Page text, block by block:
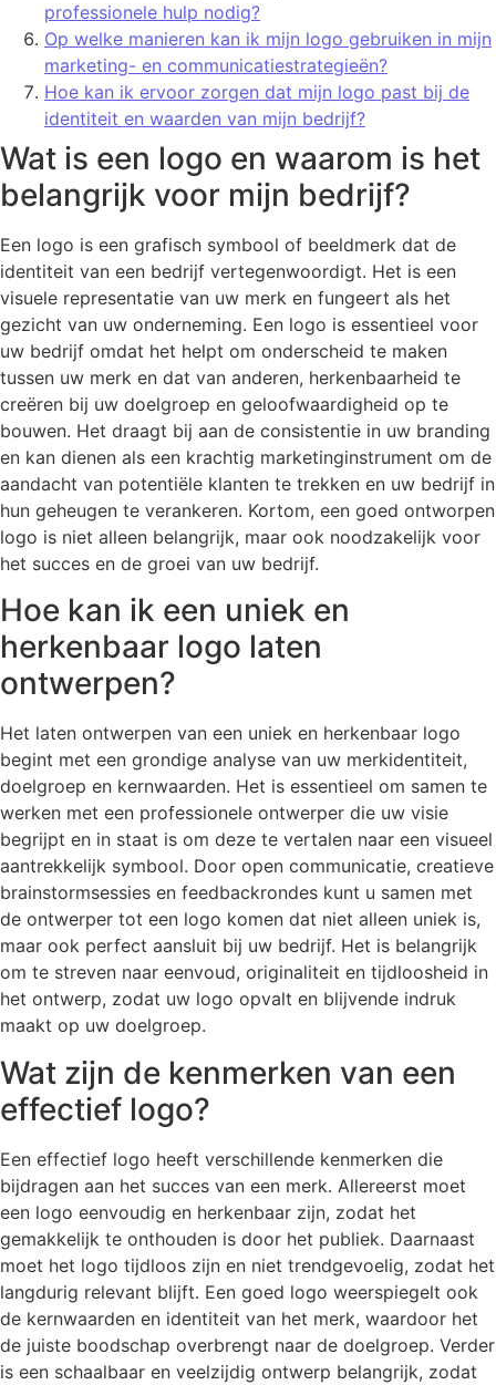
professionele hulp nodig?
Op welke manieren kan ik mijn logo gebruiken in mijn
marketing- en communicatiestrategieën?
Hoe kan ik ervoor zorgen dat mijn logo past bij de
identiteit en waarden van mijn bedrijf?
Wat is een logo en waarom is het
belangrijk voor mijn bedrijf?
Een logo is een grafisch symbool of beeldmerk dat de
identiteit van een bedrijf vertegenwoordigt. Het is een
visuele representatie van uw merk en fungeert als het
gezicht van uw onderneming. Een logo is essentieel voor
uw bedrijf omdat het helpt om onderscheid te maken
tussen uw merk en dat van anderen, herkenbaarheid te
creëren bij uw doelgroep en geloofwaardigheid op te
bouwen. Het draagt bij aan de consistentie in uw branding
en kan dienen als een krachtig marketinginstrument om de
aandacht van potentiële klanten te trekken en uw bedrijf in
hun geheugen te verankeren. Kortom, een goed ontworpen
logo is niet alleen belangrijk, maar ook noodzakelijk voor
het succes en de groei van uw bedrijf.
Hoe kan ik een uniek en
herkenbaar logo laten
ontwerpen?
Het laten ontwerpen van een uniek en herkenbaar logo
begint met een grondige analyse van uw merkidentiteit,
doelgroep en kernwaarden. Het is essentieel om samen te
werken met een professionele ontwerper die uw visie
begrijpt en in staat is om deze te vertalen naar een visueel
aantrekkelijk symbool. Door open communicatie, creatieve
brainstormsessies en feedbackrondes kunt u samen met
de ontwerper tot een logo komen dat niet alleen uniek is,
maar ook perfect aansluit bij uw bedrijf. Het is belangrijk
om te streven naar eenvoud, originaliteit en tijdloosheid in
het ontwerp, zodat uw logo opvalt en blijvende indruk
maakt op uw doelgroep.
Wat zijn de kenmerken van een
effectief logo?
Een effectief logo heeft verschillende kenmerken die
bijdragen aan het succes van een merk. Allereerst moet
een logo eenvoudig en herkenbaar zijn, zodat het
gemakkelijk te onthouden is door het publiek. Daarnaast
moet het logo tijdloos zijn en niet trendgevoelig, zodat het
langdurig relevant blijft. Een goed logo weerspiegelt ook
de kernwaarden en identiteit van het merk, waardoor het
de juiste boodschap overbrengt naar de doelgroep. Verder
is een schaalbaar en veelzijdig ontwerp belangrijk, zodat